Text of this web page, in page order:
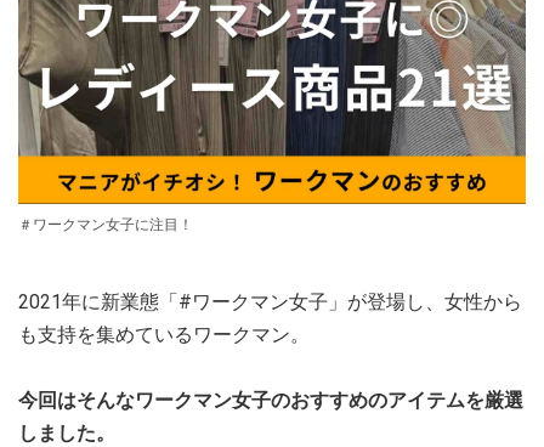
＃ワークマン女子に注目！
2021年に新業態「#ワークマン女子」が登場し、女性から
も支持を集めているワークマン。
今回はそんなワークマン女子のおすすめのアイテムを厳選
しました。